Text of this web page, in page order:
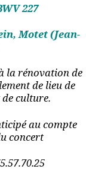
227
Motet (Jean-
la rénovation de
de lieu de
culture.
au compte
concert